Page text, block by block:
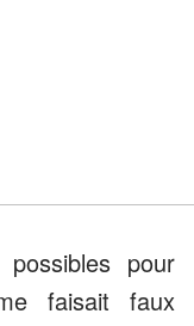
pour
faisait faux